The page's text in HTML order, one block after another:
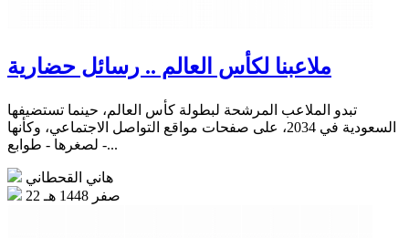
ملاعبنا لكأس العالم .. رسائل حضارية
تبدو الملاعب المرشحة لبطولة كأس العالم، حينما تستضيفها
السعودية في 2034، على صفحات مواقع التواصل الاجتماعي، وكأنها
- لصغرها - طوابع...
هاني القحطاني
22 صفر 1448 هـ